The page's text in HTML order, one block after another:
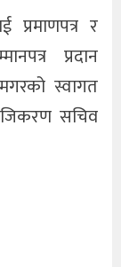
प्रमाणपत्र र
प्रदान
स्वागत
सचिव